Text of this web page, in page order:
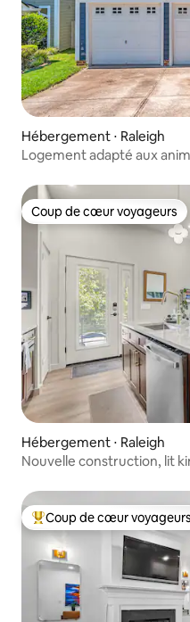
Hébergement ⋅ Raleigh
Logement adapté aux
Coup de cœur voyageurs
Coup de cœur voyageurs
Hébergement ⋅ Raleigh
Nouvelle construction, lit
Coups de cœur voyageurs
Coup de cœur voyageurs